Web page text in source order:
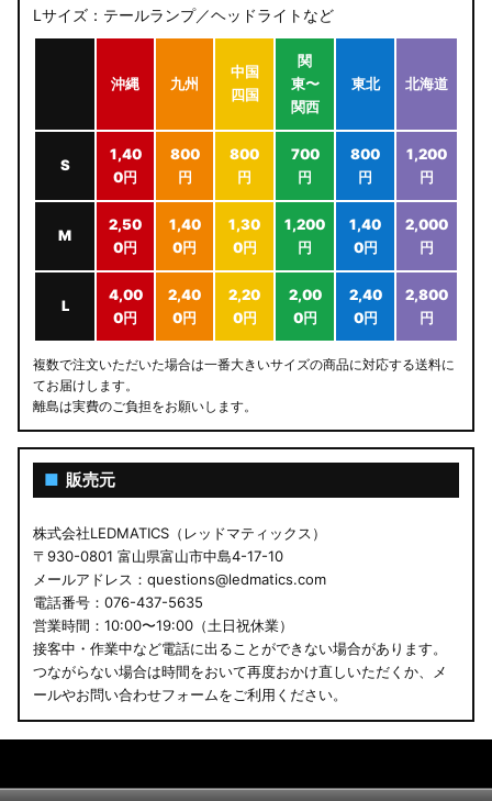
Lサイズ：テールランプ／ヘッドライトなど
沖縄 九州
中国
四国
関
東〜
関西
東北 北海道
S
1,40
0円
800
円
800
円
700
円
800
円
1,200
円
M
2,50
0円
1,40
0円
1,30
0円
1,200
円
1,40
0円
2,000
円
L
4,00
0円
2,40
0円
2,20
0円
2,00
0円
2,40
0円
2,800
円
複数で注文いただいた場合は一番大きいサイズの商品に対応する送料に
てお届けします。
離島は実費のご負担をお願いします。
■ 販売元
株式会社LEDMATICS（レッドマティックス）
〒930-0801 富山県富山市中島4-17-10
メールアドレス：questions@ledmatics.com
電話番号：076-437-5635
営業時間：10:00〜19:00（土日祝休業）
接客中・作業中など電話に出ることができない場合があります。
つながらない場合は時間をおいて再度おかけ直しいただくか、メ
ールやお問い合わせフォームをご利用ください。